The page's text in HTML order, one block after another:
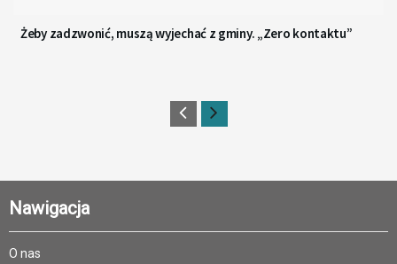
Żeby zadzwonić, muszą wyjechać z gminy. „Zero kontaktu”
Nawigacja
O nas